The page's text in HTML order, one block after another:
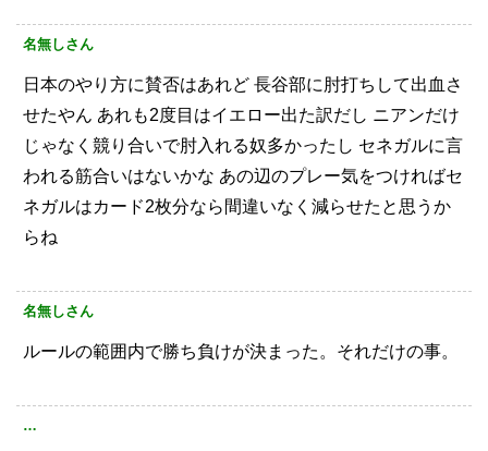
名無しさん
日本のやり方に賛否はあれど 長谷部に肘打ちして出血さ
せたやん あれも2度目はイエロー出た訳だし ニアンだけ
じゃなく競り合いで肘入れる奴多かったし セネガルに言
われる筋合いはないかな あの辺のプレー気をつければセ
ネガルはカード2枚分なら間違いなく減らせたと思うか
らね
名無しさん
ルールの範囲内で勝ち負けが決まった。それだけの事。
…